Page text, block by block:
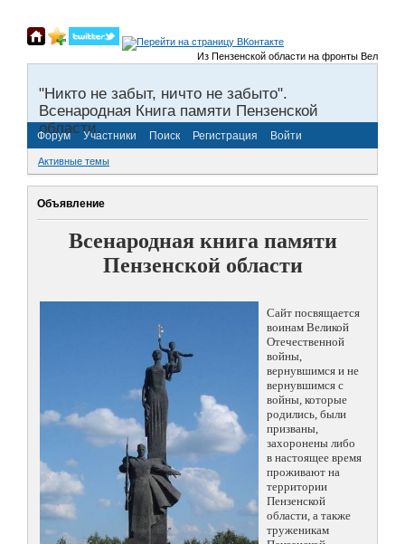
Из Пензенской области на фронты Великой
"Никто не забыт, ничто не забыто".
Всенародная Книга памяти Пензенской
области.
Форум Участники Поиск Регистрация Войти
Активные темы
Объявление
Всенародная книга памяти
Пензенской области
Сайт посвящается
воинам Великой
Отечественной
войны,
вернувшимся и не
вернувшимся с
войны, которые
родились, были
призваны,
захоронены либо
в настоящее время
проживают на
территории
Пензенской
области, а также
труженикам